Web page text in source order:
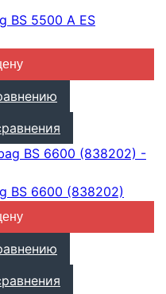
BS 5500 A ES
BS 6600 (838202)